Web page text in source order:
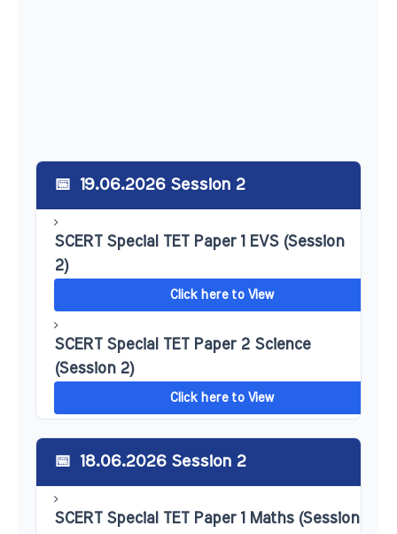
19.06.2026 Session 2
SCERT Special TET Paper 1 EVS (Session
2)
Click here to View
SCERT Special TET Paper 2 Science
(Session 2)
Click here to View
18.06.2026 Session 2
SCERT Special TET Paper 1 Maths (Session